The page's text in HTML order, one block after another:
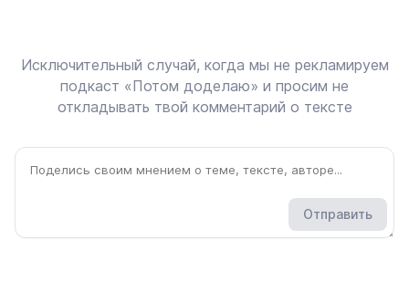
Исключительный случай, когда мы не рекламируем
подкаст «Потом доделаю» и просим не
откладывать твой комментарий о тексте
Отправить